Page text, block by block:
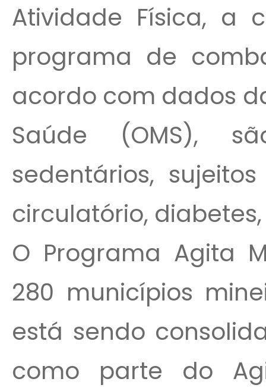
Atividade Física, a
programa de
acordo com dados
Saúde (OMS),
sedentários,
circulatório,
O Programa Agita
280 municípios
está sendo
como parte do